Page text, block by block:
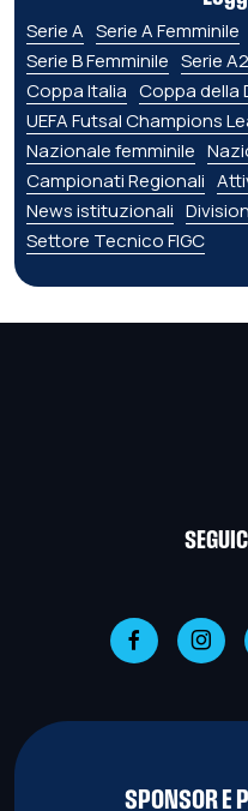
Serie A Serie A Femminile
Serie B Femminile Serie A2
Coppa Italia Coppa della
UEFA Futsal Champions
Nazionale femminile
Campionati Regionali
News istituzionali
Settore Tecnico FIGC
SPONSOR E